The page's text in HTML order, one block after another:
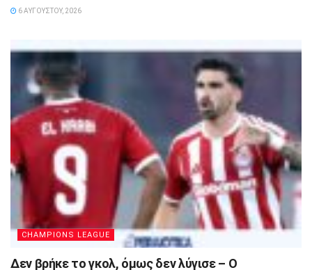
6 ΑΥΓΟΎΣΤΟΥ, 2026
CHAMPIONS LEAGUE
Δεν βρήκε το γκολ, όμως δεν λύγισε – Ο